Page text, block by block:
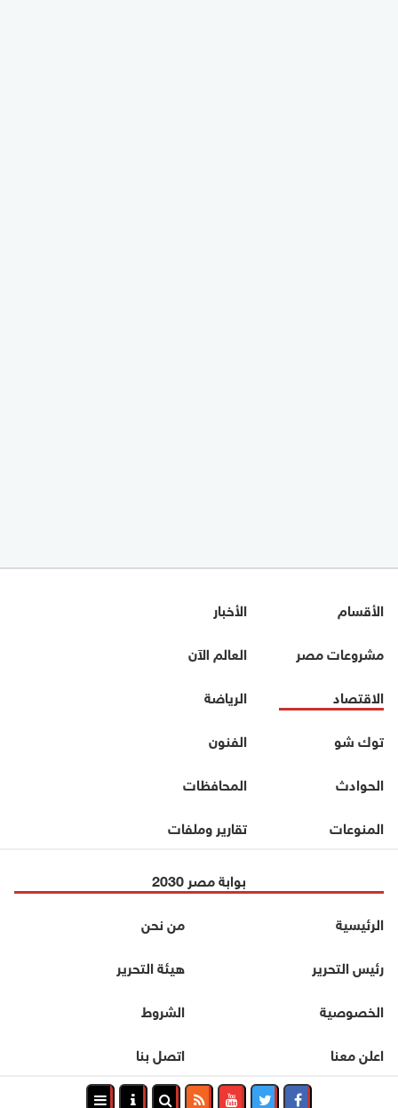
الأقسام
الأخبار
مشروعات مصر
العالم الآن
الاقتصاد
الرياضة
توك شو
الفنون
الحوادث
المحافظات
المنوعات
تقارير وملفات
بوابة مصر 2030
الرئيسية
من نحن
رئيس التحرير
هيئة التحرير
الخصوصية
الشروط
اعلن معنا
اتصل بنا